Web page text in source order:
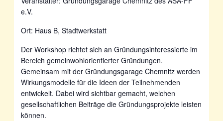
e.V.
Ort: Haus B, Stadtwerkstatt
Der Workshop richtet sich an Gründungsinteressierte im
Bereich gemeinwohlorientierter Gründungen.
Gemeinsam mit der Gründungsgarage Chemnitz werden
Wirkungsmodelle für die Ideen der Teilnehmenden
entwickelt. Dabei wird sichtbar gemacht, welchen
gesellschaftlichen Beiträge die Gründungsprojekte leisten
können.